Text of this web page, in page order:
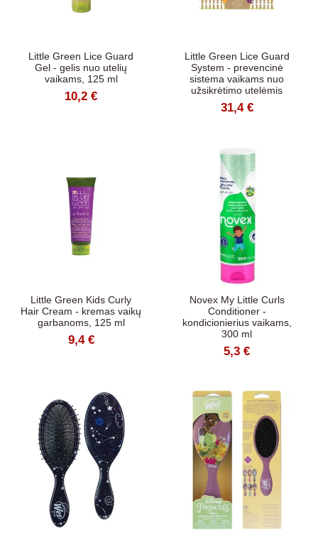
Little Green Lice Guard
Gel - gelis nuo utelių
vaikams, 125 ml
10,2 €
Little Green Lice Guard
System - prevencinė
sistema vaikams nuo
užsikrėtimo utelėmis
31,4 €
Little Green Kids Curly
Hair Cream - kremas vaikų
garbanoms, 125 ml
9,4 €
Novex My Little Curls
Conditioner -
kondicionierius vaikams,
300 ml
5,3 €